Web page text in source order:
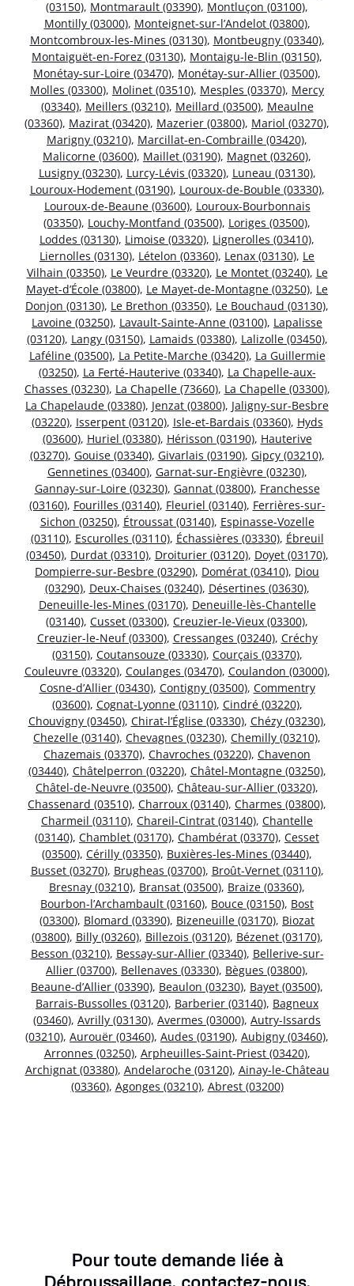
(03150), Montmarault (03390), Montluçon (03100),
Montilly (03000), Monteignet-sur-l’Andelot (03800),
Montcombroux-les-Mines (03130), Montbeugny (03340),
Montaiguët-en-Forez (03130), Montaigu-le-Blin (03150),
Monétay-sur-Loire (03470), Monétay-sur-Allier (03500),
Molles (03300), Molinet (03510), Mesples (03370), Mercy
(03340), Meillers (03210), Meillard (03500), Meaulne
(03360), Mazirat (03420), Mazerier (03800), Mariol (03270),
Marigny (03210), Marcillat-en-Combraille (03420),
Malicorne (03600), Maillet (03190), Magnet (03260),
Lusigny (03230), Lurcy-Lévis (03320), Luneau (03130),
Louroux-Hodement (03190), Louroux-de-Bouble (03330),
Louroux-de-Beaune (03600), Louroux-Bourbonnais
(03350), Louchy-Montfand (03500), Loriges (03500),
Loddes (03130), Limoise (03320), Lignerolles (03410),
Liernolles (03130), Lételon (03360), Lenax (03130), Le
Vilhain (03350), Le Veurdre (03320), Le Montet (03240), Le
Mayet-d’École (03800), Le Mayet-de-Montagne (03250), Le
Donjon (03130), Le Brethon (03350), Le Bouchaud (03130),
Lavoine (03250), Lavault-Sainte-Anne (03100), Lapalisse
(03120), Langy (03150), Lamaids (03380), Lalizolle (03450),
Laféline (03500), La Petite-Marche (03420), La Guillermie
(03250), La Ferté-Hauterive (03340), La Chapelle-aux-
Chasses (03230), La Chapelle (73660), La Chapelle (03300),
La Chapelaude (03380), Jenzat (03800), Jaligny-sur-Besbre
(03220), Isserpent (03120), Isle-et-Bardais (03360), Hyds
(03600), Huriel (03380), Hérisson (03190), Hauterive
(03270), Gouise (03340), Givarlais (03190), Gipcy (03210),
Gennetines (03400), Garnat-sur-Engièvre (03230),
Gannay-sur-Loire (03230), Gannat (03800), Franchesse
(03160), Fourilles (03140), Fleuriel (03140), Ferrières-sur-
Sichon (03250), Étroussat (03140), Espinasse-Vozelle
(03110), Escurolles (03110), Échassières (03330), Ébreuil
(03450), Durdat (03310), Droiturier (03120), Doyet (03170),
Dompierre-sur-Besbre (03290), Domérat (03410), Diou
(03290), Deux-Chaises (03240), Désertines (03630),
Deneuille-les-Mines (03170), Deneuille-lès-Chantelle
(03140), Cusset (03300), Creuzier-le-Vieux (03300),
Creuzier-le-Neuf (03300), Cressanges (03240), Créchy
(03150), Coutansouze (03330), Courçais (03370),
Couleuvre (03320), Coulanges (03470), Coulandon (03000),
Cosne-d’Allier (03430), Contigny (03500), Commentry
(03600), Cognat-Lyonne (03110), Cindré (03220),
Chouvigny (03450), Chirat-l’Église (03330), Chézy (03230),
Chezelle (03140), Chevagnes (03230), Chemilly (03210),
Chazemais (03370), Chavroches (03220), Chavenon
(03440), Châtelperron (03220), Châtel-Montagne (03250),
Châtel-de-Neuvre (03500), Château-sur-Allier (03320),
Chassenard (03510), Charroux (03140), Charmes (03800),
Charmeil (03110), Chareil-Cintrat (03140), Chantelle
(03140), Chamblet (03170), Chambérat (03370), Cesset
(03500), Cérilly (03350), Buxières-les-Mines (03440),
Busset (03270), Brugheas (03700), Broût-Vernet (03110),
Bresnay (03210), Bransat (03500), Braize (03360),
Bourbon-l’Archambault (03160), Bouce (03150), Bost
(03300), Blomard (03390), Bizeneuille (03170), Biozat
(03800), Billy (03260), Billezois (03120), Bézenet (03170),
Besson (03210), Bessay-sur-Allier (03340), Bellerive-sur-
Allier (03700), Bellenaves (03330), Bègues (03800),
Beaune-d’Allier (03390), Beaulon (03230), Bayet (03500),
Barrais-Bussolles (03120), Barberier (03140), Bagneux
(03460), Avrilly (03130), Avermes (03000), Autry-Issards
(03210), Aurouër (03460), Audes (03190), Aubigny (03460),
Arronnes (03250), Arpheuilles-Saint-Priest (03420),
Archignat (03380), Andelaroche (03120), Ainay-le-Château
(03360), Agonges (03210), Abrest (03200)
Pour toute demande liée à
Débroussaillage, contactez-nous.